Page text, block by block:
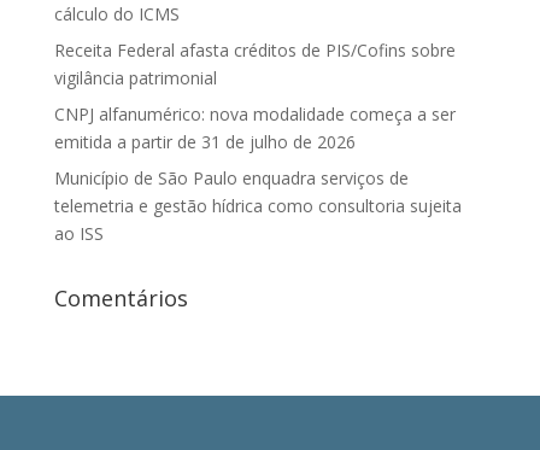
cálculo do ICMS
Receita Federal afasta créditos de PIS/Cofins sobre
vigilância patrimonial
CNPJ alfanumérico: nova modalidade começa a ser
emitida a partir de 31 de julho de 2026
Município de São Paulo enquadra serviços de
telemetria e gestão hídrica como consultoria sujeita
ao ISS
Comentários